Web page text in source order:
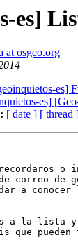
es]
at osgeo.org
es]
es]
[ date ] [ thread
recordaros
correo de
a
a la lista
que